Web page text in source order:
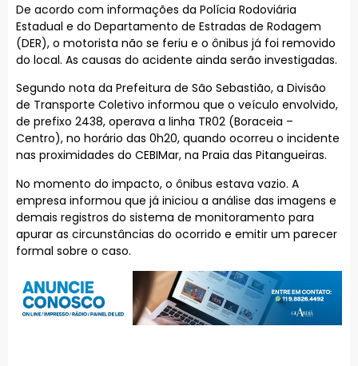
De acordo com informações da Polícia Rodoviária
Estadual e do Departamento de Estradas de Rodagem
(DER), o motorista não se feriu e o ônibus já foi removido
do local. As causas do acidente ainda serão investigadas.
Segundo nota da Prefeitura de São Sebastião, a Divisão
de Transporte Coletivo informou que o veículo envolvido,
de prefixo 2438, operava a linha TR02 (Boraceia –
Centro), no horário das 0h20, quando ocorreu o incidente
nas proximidades do CEBIMar, na Praia das Pitangueiras.
No momento do impacto, o ônibus estava vazio. A
empresa informou que já iniciou a análise das imagens e
demais registros do sistema de monitoramento para
apurar as circunstâncias do ocorrido e emitir um parecer
formal sobre o caso.